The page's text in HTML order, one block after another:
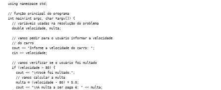
using namespace std;
// função principal do programa
int main(int argc, char *argv[]) {
  // variáveis usadas na resolução do problema
  double velocidade, multa;
  // vamos pedir para o usuário informar a velocidade
  // do carro
  cout << "Informe a velocidade do carro: ";
  cin >> velocidade;
  // vamos verificar se o usuário foi multado
  if (velocidade > 80) {
    cout << "\nVocê foi multado.";
    // vamos calcular a multa
    multa = (velocidade - 80) * 5.0;
    cout << "\nA multa a ser paga é: " << multa;